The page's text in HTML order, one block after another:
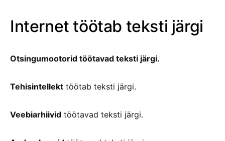
Internet töötab teksti järgi
Otsingumootorid töötavad teksti järgi.
Tehisintellekt töötab teksti järgi.
Veebiarhiivid töötavad teksti järgi.